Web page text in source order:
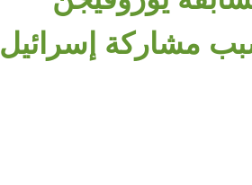
مشاركة إسرائيل